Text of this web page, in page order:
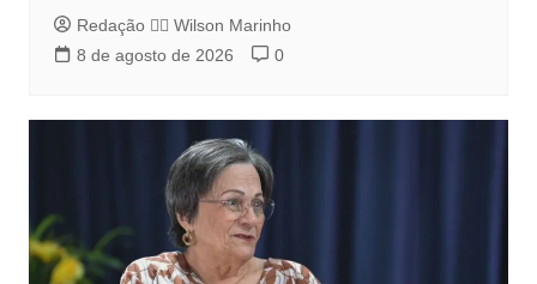
Redação 👨‍⚖️​ Wilson Marinho
8 de agosto de 2026
0